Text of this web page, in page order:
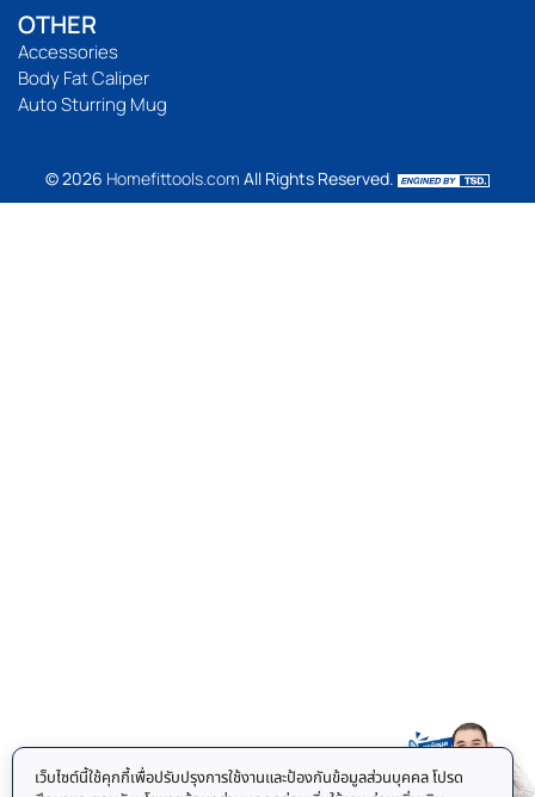
OTHER
Accessories
Body Fat Caliper
Auto Sturring Mug
© 2026 Homefittools.com All Rights Reserved.
เว็บไซต์นี้ใช้คุกกี้เพื่อปรับปรุงการใช้งานและป้องกันข้อมูลส่วนบุคคล โปรด